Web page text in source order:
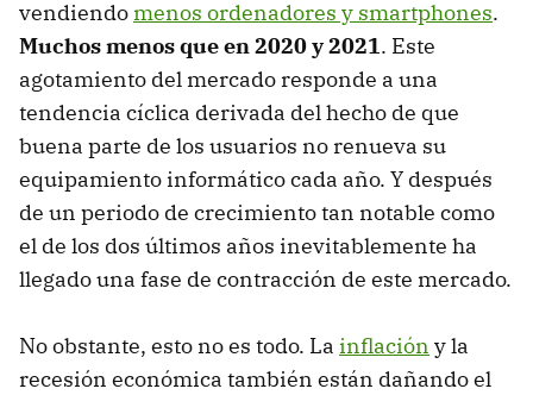
vendiendomenos ordenadores y smartphones.
Muchos menos que en 2020 y 2021. Este
agotamiento del mercado responde a una
tendencia cíclica derivada del hecho de que
buena parte de los usuarios no renueva su
equipamiento informático cada año. Y después
de un periodo de crecimiento tan notable como
el de los dos últimos años inevitablemente ha
llegado una fase de contracción de este mercado.
No obstante, esto no es todo. La inflación y la
recesión económica también están dañando el